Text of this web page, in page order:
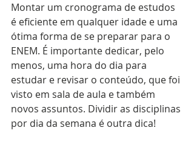
Montar um cronograma de estudos
é eficiente em qualquer idade e uma
ótima forma de se preparar para o
ENEM. É importante dedicar, pelo
menos, uma hora do dia para
estudar e revisar o conteúdo, que foi
visto em sala de aula e também
novos assuntos. Dividir as disciplinas
por dia da semana é outra dica!